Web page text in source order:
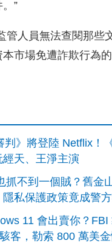
”
管人員無法查閱那些
市場免遭詐欺行為
判》將登陸 Netflix！
天、王淨主演
抓不到一個賊？舊金
隱私保護政策竟成警
11 會出賣你？FBI
客，勒索 800 萬美